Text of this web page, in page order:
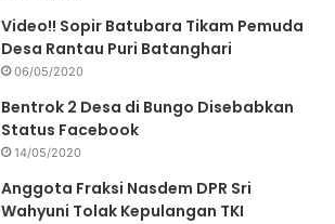
Video!! Sopir Batubara Tikam Pemuda
Desa Rantau Puri Batanghari
06/05/2020
Bentrok 2 Desa di Bungo Disebabkan
Status Facebook
14/05/2020
Anggota Fraksi Nasdem DPR Sri
Wahyuni Tolak Kepulangan TKI